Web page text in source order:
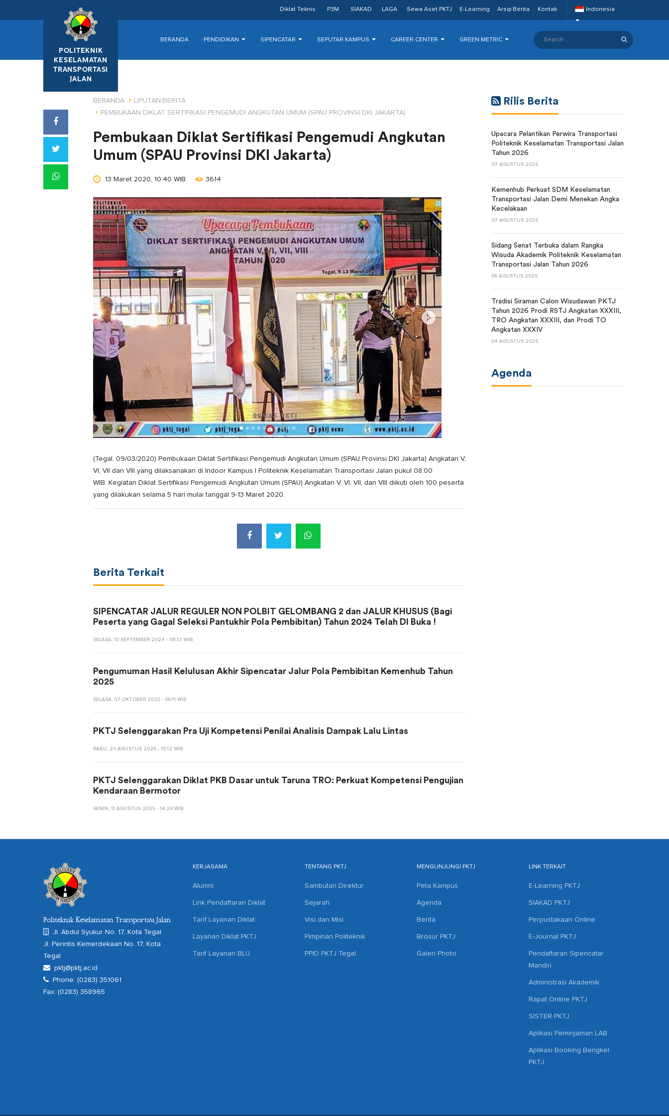
Diklat Teknis P3M SIAKAD LAGA Sewa Aset PKTJ E-Learning Arsip Berita Kontak Indonesia
POLITEKNIK
KESELAMATAN
TRANSPORTASI
JALAN
BERANDA PENDIDIKAN SIPENCATAR SEPUTAR KAMPUS CAREER CENTER GREEN METRIC
BERANDA
LIPUTAN/BERITA
PEMBUKAAN DIKLAT SERTIFIKASI PENGEMUDI ANGKUTAN UMUM (SPAU PROVINSI DKI JAKARTA)
Pembukaan Diklat Sertifikasi Pengemudi Angkutan
Umum (SPAU Provinsi DKI Jakarta)
13 Maret 2020, 10:40 WIB 3614
(Tegal, 09/03/2020) Pembukaan Diklat Sertifikasi Pengemudi Angkutan Umum (SPAU Provinsi DKI Jakarta) Angkatan V,
VI, VII dan VIII yang dilaksanakan di Indoor Kampus I Politeknik Keselamatan Transportasi Jalan pukul 08.00
WIB. Kegiatan Diklat Sertifikasi Pengemudi Angkutan Umum (SPAU) Angkatan V, VI, VII, dan VIII diikuti oleh 100 peserta
yang dilakukan selama 5 hari mulai tanggal 9-13 Maret 2020.
Berita Terkait
SIPENCATAR JALUR REGULER NON POLBIT GELOMBANG 2 dan JALUR KHUSUS (Bagi
Peserta yang Gagal Seleksi Pantukhir Pola Pembibitan) Tahun 2024 Telah DI Buka !
SELASA, 10 SEPTEMBER 2024 - 08:33 WIB
Pengumuman Hasil Kelulusan Akhir Sipencatar Jalur Pola Pembibitan Kemenhub Tahun
2025
SELASA, 07 OKTOBER 2025 - 06:11 WIB
PKTJ Selenggarakan Pra Uji Kompetensi Penilai Analisis Dampak Lalu Lintas
RABU, 20 AGUSTUS 2025 - 15:12 WIB
PKTJ Selenggarakan Diklat PKB Dasar untuk Taruna TRO: Perkuat Kompetensi Pengujian
Kendaraan Bermotor
SENIN, 11 AGUSTUS 2025 - 14:26 WIB
Rilis Berita
Upacara Pelantikan Perwira Transportasi
Politeknik Keselamatan Transportasi Jalan
Tahun 2026
07 AGUSTUS 2026
Kemenhub Perkuat SDM Keselamatan
Transportasi Jalan Demi Menekan Angka
Kecelakaan
07 AGUSTUS 2026
Sidang Senat Terbuka dalam Rangka
Wisuda Akademik Politeknik Keselamatan
Transportasi Jalan Tahun 2026
06 AGUSTUS 2026
Tradisi Siraman Calon Wisudawan PKTJ
Tahun 2026 Prodi RSTJ Angkatan XXXIII,
TRO Angkatan XXXIII, dan Prodi TO
Angkatan XXXIV
04 AGUSTUS 2026
Agenda
Politeknik Keselamatan Transportasi Jalan
Jl. Abdul Syukur No. 17, Kota Tegal
Jl. Perintis Kemerdekaan No. 17, Kota
Tegal
pktj@pktj.ac.id
Phone: (0283) 351061
Fax: (0283) 358965
KERJASAMA
Alumni
Link Pendaftaran Diklat
Tarif Layanan Diklat
Layanan Diklat PKTJ
Tarif Layanan BLU
TENTANG PKTJ
Sambutan Direktur
Sejarah
Visi dan Misi
Pimpinan Politeknik
PPID PKTJ Tegal
MENGUNJUNGI PKTJ
Peta Kampus
Agenda
Berita
Brosur PKTJ
Galeri Photo
LINK TERKAIT
E-Learning PKTJ
SIAKAD PKTJ
Perpustakaan Online
E-Journal PKTJ
Pendaftaran Sipencatar
Mandiri
Administrasi Akademik
Rapat Online PKTJ
SISTER PKTJ
Aplikasi Peminjaman LAB
Aplikasi Booking Bengkel
PKTJ